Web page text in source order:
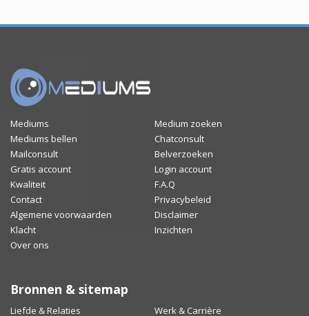
Mediums
Medium zoeken
Mediums bellen
Chatconsult
Mailconsult
Belverzoeken
Gratis account
Login account
Kwaliteit
F.A.Q
Contact
Privacybeleid
Algemene voorwaarden
Disclaimer
Klacht
Inzichten
Over ons
Bronnen & sitemap
Liefde & Relaties Werk & Carrière